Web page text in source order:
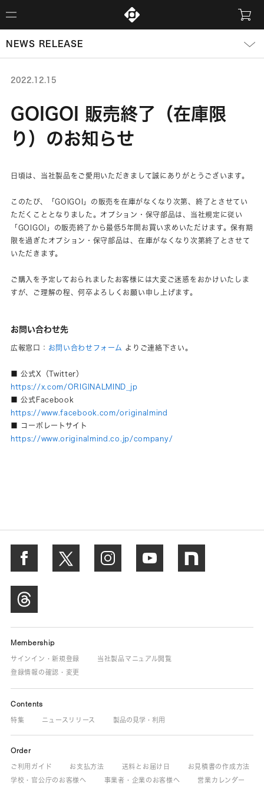
NEWS RELEASE
2022.12.15
GOIGOI 販売終了（在庫限
り）のお知らせ
日頃は、当社製品をご愛用いただきまして誠にありがとうございます。
このたび、「GOIGOI」の販売を在庫がなくなり次第、終了とさせてい
ただくこととなりました。オプション・保守部品は、当社規定に従い
「GOIGOI」の販売終了から最低5年間お買い求めいただけます。保有期
限を過ぎたオプション・保守部品は、在庫がなくなり次第終了とさせて
いただきます。
ご購入を予定しておられましたお客様には大変ご迷惑をおかけいたしま
すが、ご理解の程、何卒よろしくお願い申し上げます。
お問い合わせ先
広報窓口： お問い合わせフォーム よりご連絡下さい。
■ 公式X（Twitter）
https://x.com/ORIGINALMIND_jp
■ 公式Facebook
https://www.facebook.com/originalmind
■ コーポレートサイト
https://www.originalmind.co.jp/company/
Membership
サインイン・新規登録
当社製品マニュアル閲覧
登録情報の確認・変更
Contents
特集 ニュースリリース 製品の見学・利用
Order
ご利用ガイド お支払方法 送料とお届け日
お見積書の作成方法
学校・官公庁のお客様へ
事業者・企業のお客様へ 営業カレンダー